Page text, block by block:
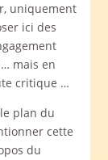
uniquement
ici des
mais en
critique …
plan du
cette
du